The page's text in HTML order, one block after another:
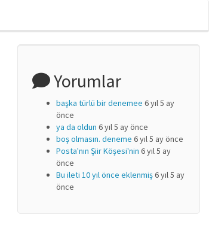
Yorumlar
başka türlü bir denemee 6 yıl 5 ay
önce
ya da oldun 6 yıl 5 ay önce
boş olmasın. deneme 6 yıl 5 ay önce
Posta'nın Şiir Köşesi'nin 6 yıl 5 ay
önce
Bu ileti 10 yıl önce eklenmiş6 yıl 5 ay
önce